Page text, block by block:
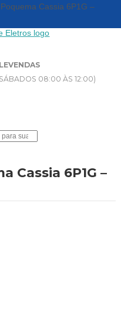
08:00 ÀS 12:00)
Cassia 6P1G –
Cassia 6P1G –